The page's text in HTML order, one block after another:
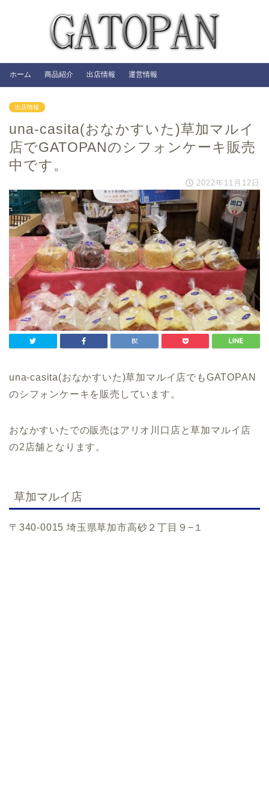
ホーム 商品紹介 出店情報 運営情報
出店情報
una-casita(おなかすいた)草加マルイ
店でGATOPANのシフォンケーキ販売
中です。
2022年11月12日
una-casita(おなかすいた)草加マルイ店でもGATOPAN
のシフォンケーキを販売しています。
おなかすいたでの販売はアリオ川口店と草加マルイ店
の2店舗となります。
草加マルイ店
〒340-0015 埼玉県草加市高砂２丁目９−１